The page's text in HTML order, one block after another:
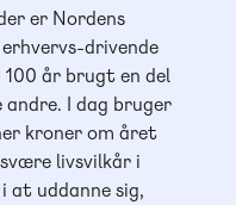
er Nordens
drivende
år brugt en del
I dag bruger
kroner om året
livsvilkår i
at uddanne sig,